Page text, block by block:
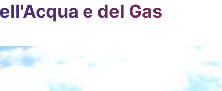
e del Gas